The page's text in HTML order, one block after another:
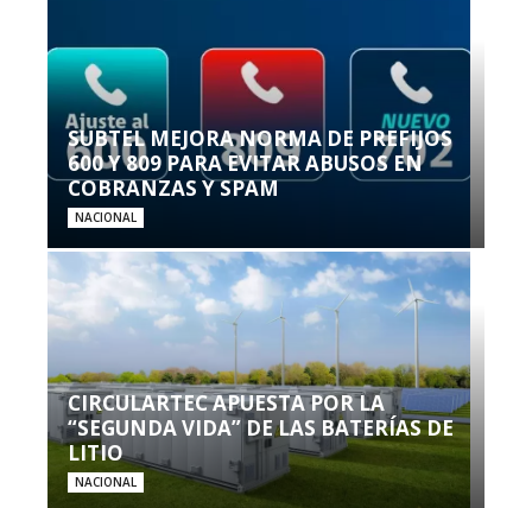
SUBTEL MEJORA NORMA DE PREFIJOS
600 Y 809 PARA EVITAR ABUSOS EN
COBRANZAS Y SPAM
NACIONAL
CIRCULARTEC APUESTA POR LA
“SEGUNDA VIDA” DE LAS BATERÍAS DE
LITIO
NACIONAL